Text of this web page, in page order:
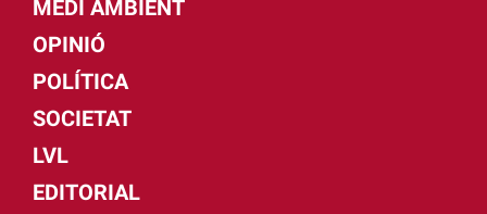
MEDI AMBIENT
OPINIÓ
POLÍTICA
SOCIETAT
LVL
EDITORIAL